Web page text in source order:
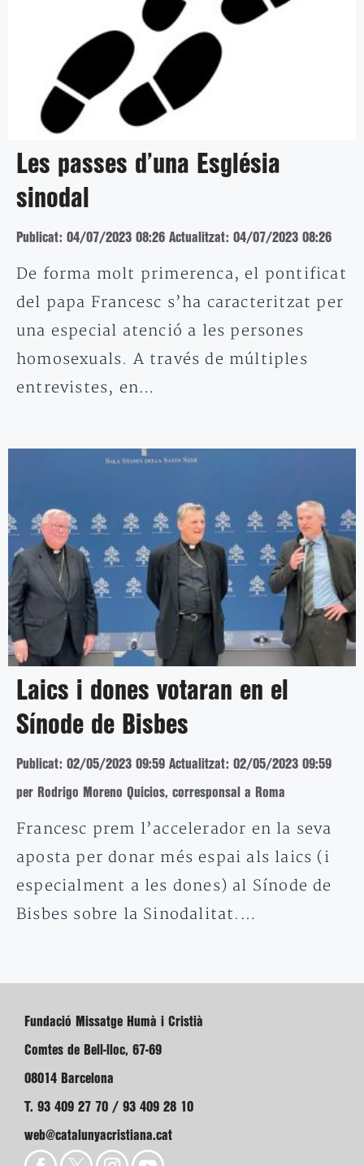
Les passes d’una Església
sinodal
Publicat: 04/07/2023 08:26 Actualitzat: 04/07/2023 08:26
De forma molt primerenca, el pontificat
del papa Francesc s’ha caracteritzat per
una especial atenció a les persones
homosexuals. A través de múltiples
entrevistes, en…
Laics i dones votaran en el
Sínode de Bisbes
Publicat: 02/05/2023 09:59 Actualitzat: 02/05/2023 09:59
per Rodrigo Moreno Quicios, corresponsal a Roma
Francesc prem l’accelerador en la seva
aposta per donar més espai als laics (i
especialment a les dones) al Sínode de
Bisbes sobre la Sinodalitat.…
Fundació Missatge Humà i Cristià
Comtes de Bell-lloc, 67-69
08014 Barcelona
T. 93 409 27 70 / 93 409 28 10
web@catalunyacristiana.cat